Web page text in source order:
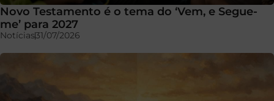
Novo Testamento é o tema do ‘Vem, e Segue-
me’ para 2027
Notícias31/07/2026